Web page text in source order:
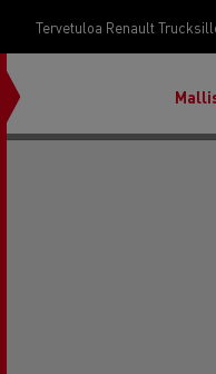
Tervetuloa Renault